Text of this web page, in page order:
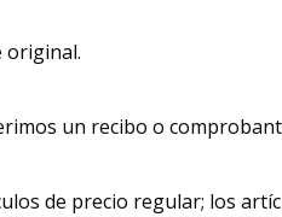
original.
un recibo o
de precio regular; los